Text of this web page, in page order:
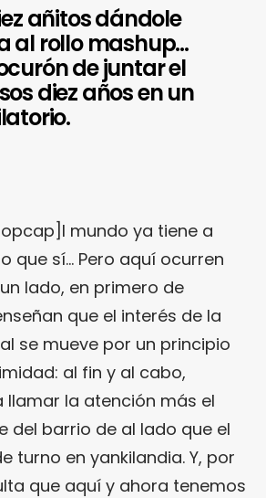
añitos dándole
al rollo mashup…
de juntar el
diez años en un
mundo ya tiene a
que sí… Pero aquí ocurren
lado, en primero de
que el interés de la
se mueve por un principio
al fin y al cabo,
llamar la atención más el
del barrio de al lado que el
turno en yankilandia. Y, por
que aquí y ahora tenemos